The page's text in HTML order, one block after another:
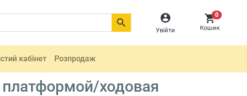

Увійти
0
Кошик

кабінет Розпродаж
ходовая